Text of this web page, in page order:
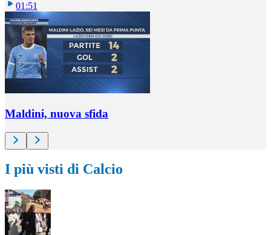
01:51
Maldini, nuova sfida
I più visti di Calcio